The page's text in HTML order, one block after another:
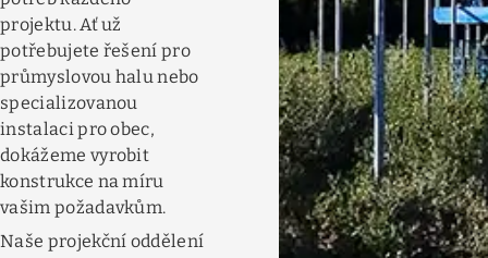
projektu. Ať už
potřebujete řešení pro
průmyslovou halu nebo
specializovanou
instalaci pro obec,
dokážeme vyrobit
konstrukce na míru
vašim požadavkům.
Naše projekční oddělení